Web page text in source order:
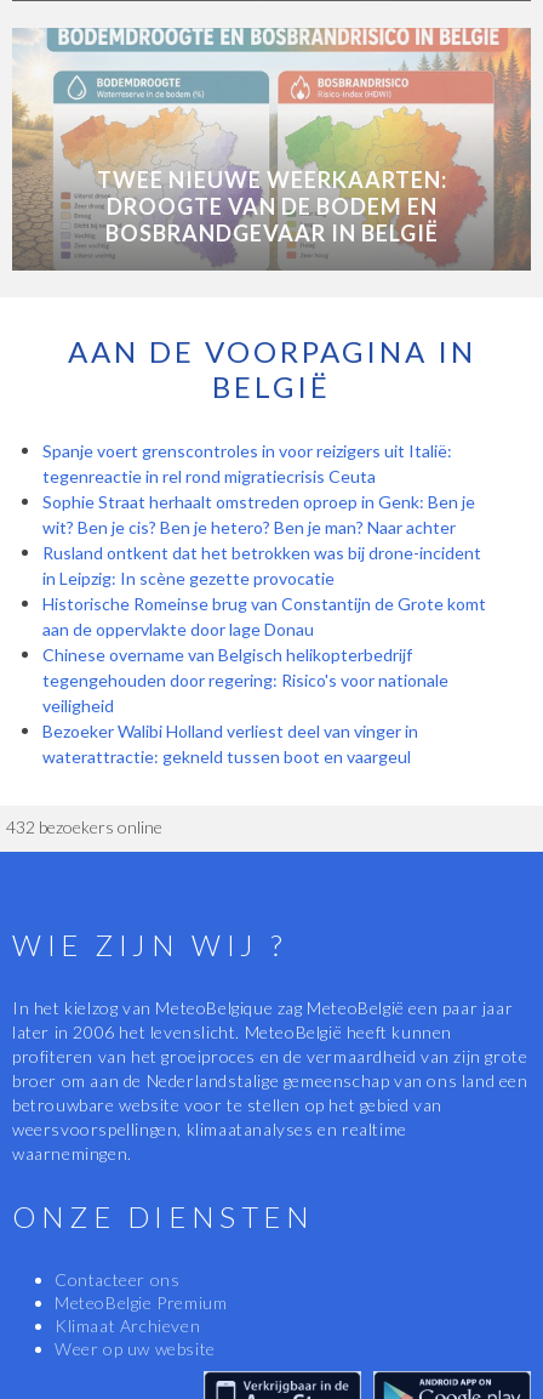
TWEE NIEUWE WEERKAARTEN:
DROOGTE VAN DE BODEM EN
BOSBRANDGEVAAR IN BELGIË
AAN DE VOORPAGINA IN
BELGIË
Spanje voert grenscontroles in voor reizigers uit Italië:
tegenreactie in rel rond migratiecrisis Ceuta
Sophie Straat herhaalt omstreden oproep in Genk: Ben je
wit? Ben je cis? Ben je hetero? Ben je man? Naar achter
Rusland ontkent dat het betrokken was bij drone-incident
in Leipzig: In scène gezette provocatie
Historische Romeinse brug van Constantijn de Grote komt
aan de oppervlakte door lage Donau
Chinese overname van Belgisch helikopterbedrijf
tegengehouden door regering: Risico's voor nationale
veiligheid
Bezoeker Walibi Holland verliest deel van vinger in
waterattractie: gekneld tussen boot en vaargeul
432 bezoekers online
WIE ZIJN WIJ ?
In het kielzog van MeteoBelgique zag MeteoBelgië een paar jaar
later in 2006 het levenslicht. MeteoBelgië heeft kunnen
profiteren van het groeiproces en de vermaardheid van zijn grote
broer om aan de Nederlandstalige gemeenschap van ons land een
betrouwbare website voor te stellen op het gebied van
weersvoorspellingen, klimaatanalyses en realtime
waarnemingen.
ONZE DIENSTEN
Contacteer ons
MeteoBelgie Premium
Klimaat Archieven
Weer op uw website